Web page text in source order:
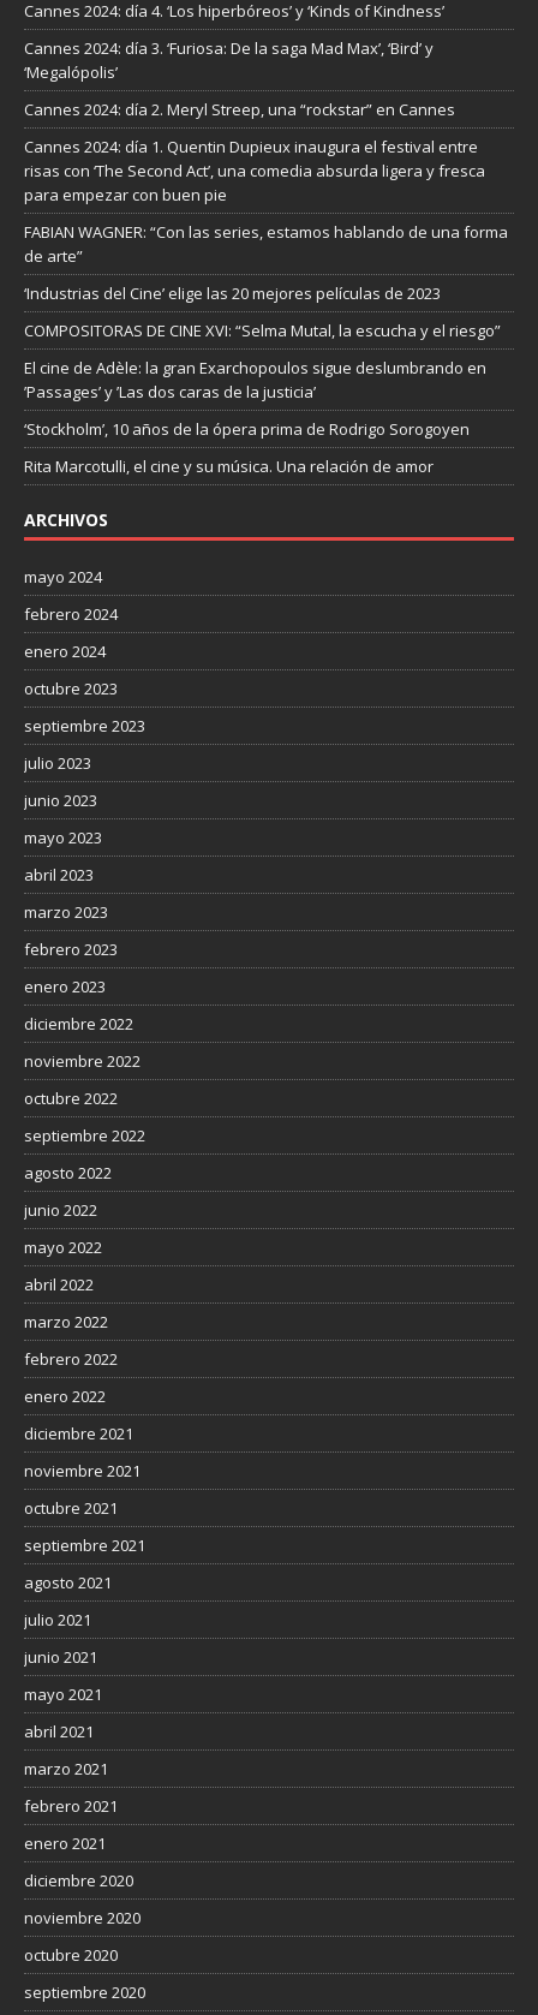
Cannes 2024: día 4. ‘Los hiperbóreos’ y ‘Kinds of Kindness’
Cannes 2024: día 3. ‘Furiosa: De la saga Mad Max’, ‘Bird’ y
‘Megalópolis’
Cannes 2024: día 2. Meryl Streep, una “rockstar” en Cannes
Cannes 2024: día 1. Quentin Dupieux inaugura el festival entre
risas con ‘The Second Act’, una comedia absurda ligera y fresca
para empezar con buen pie
FABIAN WAGNER: “Con las series, estamos hablando de una forma
de arte”
‘Industrias del Cine’ elige las 20 mejores películas de 2023
COMPOSITORAS DE CINE XVI: “Selma Mutal, la escucha y el riesgo”
El cine de Adèle: la gran Exarchopoulos sigue deslumbrando en
’Passages’ y ’Las dos caras de la justicia’
‘Stockholm’, 10 años de la ópera prima de Rodrigo Sorogoyen
Rita Marcotulli, el cine y su música. Una relación de amor
ARCHIVOS
mayo 2024
febrero 2024
enero 2024
octubre 2023
septiembre 2023
julio 2023
junio 2023
mayo 2023
abril 2023
marzo 2023
febrero 2023
enero 2023
diciembre 2022
noviembre 2022
octubre 2022
septiembre 2022
agosto 2022
junio 2022
mayo 2022
abril 2022
marzo 2022
febrero 2022
enero 2022
diciembre 2021
noviembre 2021
octubre 2021
septiembre 2021
agosto 2021
julio 2021
junio 2021
mayo 2021
abril 2021
marzo 2021
febrero 2021
enero 2021
diciembre 2020
noviembre 2020
octubre 2020
septiembre 2020